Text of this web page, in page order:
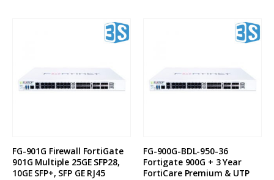
FG-901G Firewall FortiGate
901G Multiple 25GE SFP28,
10GE SFP+, SFP GE RJ45
FG-900G-BDL-950-36
Fortigate 900G + 3 Year
FortiCare Premium & UTP